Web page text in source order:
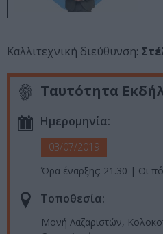
Καλλιτεχνική διεύθυνση:
Ταυτότητα
Ημερομηνία:
03/07/2019
Ώρα έναρξης: 21.30 | Οι
Τοποθεσία:
Μονή Λαζαριστών,